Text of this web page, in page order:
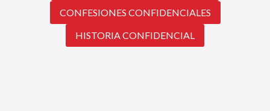
CONFESIONES CONFIDENCIALES
HISTORIA CONFIDENCIAL